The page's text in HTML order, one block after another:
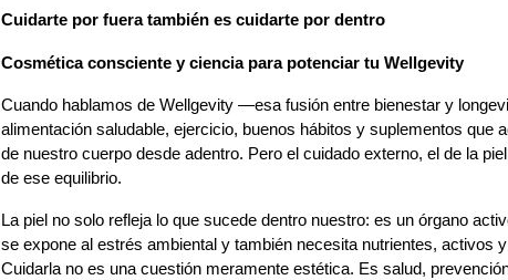
Cuidarte por fuera también es cuidarte por dentro
Cosmética consciente y ciencia para potenciar tu Wellgevity
Cuando hablamos de Wellgevity —esa fusión entre bienestar y
alimentación saludable, ejercicio, buenos hábitos y suplementos que
de nuestro cuerpo desde adentro. Pero el cuidado externo, el de la
de ese equilibrio.
La piel no solo refleja lo que sucede dentro nuestro: es un órgano
se expone al estrés ambiental y también necesita nutrientes, activos
Cuidarla no es una cuestión meramente estética. Es salud,